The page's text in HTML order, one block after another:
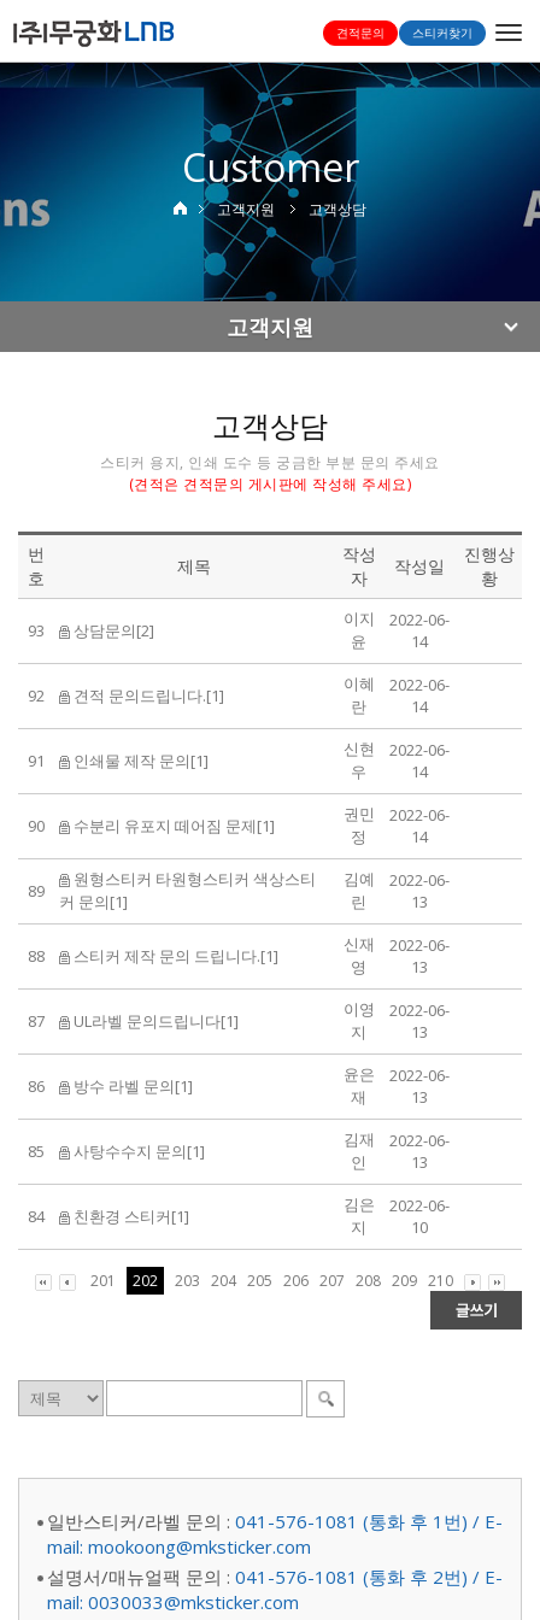
견적문의 스티커찾기
Customer
고객지원 고객상담
고객지원
고객상담
스티커 용지, 인쇄 도수 등 궁금한 부분 문의 주세요
(견적은 견적문의 게시판에 작성해 주세요)
번
호
제목
작성
자
작성일
진행상
황
93 상담문의[2]
이지
윤
2022-06-
14
92 견적 문의드립니다.[1]
이혜
란
2022-06-
14
91 인쇄물 제작 문의[1]
신현
우
2022-06-
14
90 수분리 유포지 떼어짐 문제[1]
권민
정
2022-06-
14
89
원형스티커 타원형스티커 색상스티
커 문의[1]
김예
린
2022-06-
13
88 스티커 제작 문의 드립니다.[1]
신재
영
2022-06-
13
87 UL라벨 문의드립니다[1]
이영
지
2022-06-
13
86 방수 라벨 문의[1]
윤은
재
2022-06-
13
85 사탕수수지 문의[1]
김재
인
2022-06-
13
84 친환경 스티커[1]
김은
지
2022-06-
10
201 202 203 204 205 206 207 208 209 210
일반스티커/라벨 문의 : 041-576-1081 (통화 후 1번) / E-
mail: mookoong@mksticker.com
설명서/매뉴얼팩 문의 : 041-576-1081 (통화 후 2번) / E-
mail: 0030033@mksticker.com